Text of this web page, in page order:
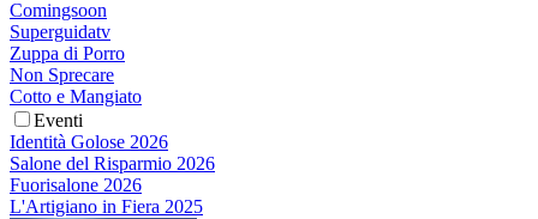
Comingsoon
Superguidatv
Zuppa di Porro
Non Sprecare
Cotto e Mangiato
Eventi
Identità Golose 2026
Salone del Risparmio 2026
Fuorisalone 2026
L'Artigiano in Fiera 2025